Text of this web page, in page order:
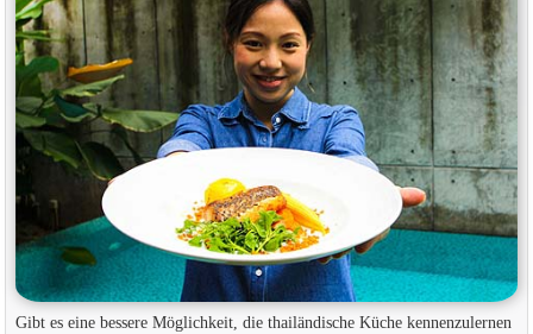
Gibt es eine bessere Möglichkeit, die thailändische Küche kennenzulernen